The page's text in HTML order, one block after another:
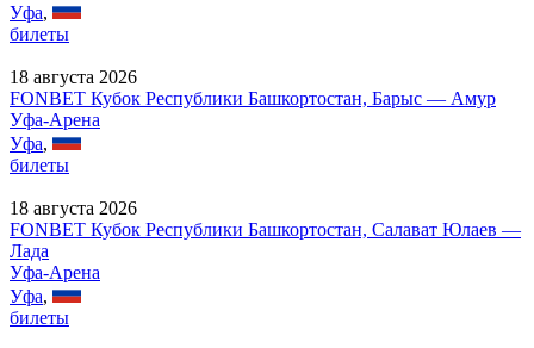
Уфа,
билеты
18 августа 2026
FONBET Кубок Республики Башкортостан, Барыс — Амур
Уфа-Арена
Уфа,
билеты
18 августа 2026
FONBET Кубок Республики Башкортостан, Салават Юлаев —
Лада
Уфа-Арена
Уфа,
билеты